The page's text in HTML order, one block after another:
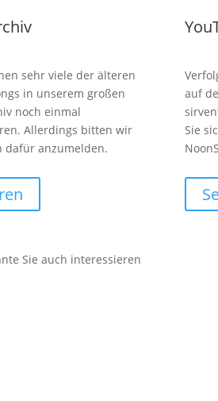
sehr viele der älteren
in unserem großen
noch einmal
Allerdings bitten wir
dafür anzumelden.
auf
Sie
Sie auch interessieren